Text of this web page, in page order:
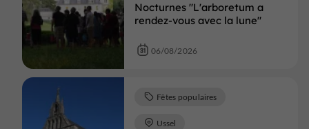
Nocturnes "L'arboretum a
rendez-vous avec la lune"
06/08/2026
Fêtes populaires
Ussel